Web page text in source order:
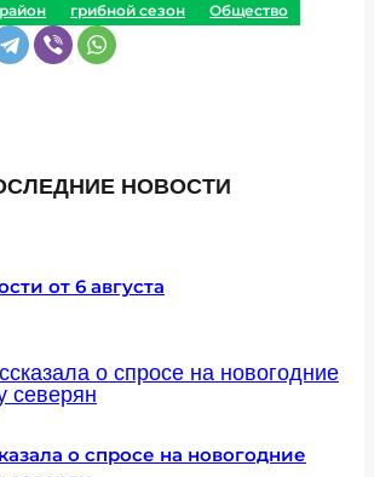
грибной сезон Общество
НОВОСТИ
от 6 августа
о спросе на новогодние